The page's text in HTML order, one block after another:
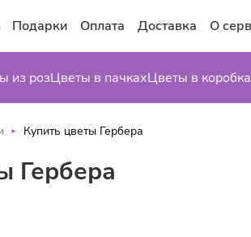
Подарки Оплата Доставка О
из розЦветы в пачкахЦветы в
Купить цветы Гербера
Гербера